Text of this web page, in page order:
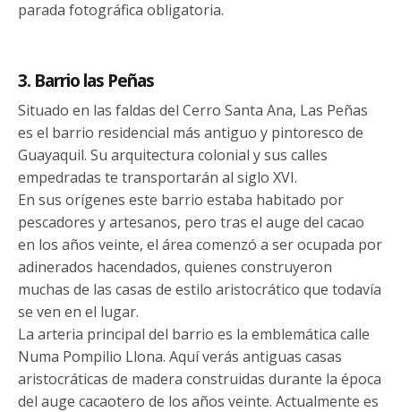
parada fotográfica obligatoria.
3. Barrio las Peñas
Situado en las faldas del Cerro Santa Ana, Las Peñas
es el barrio residencial más antiguo y pintoresco de
Guayaquil. Su arquitectura colonial y sus calles
empedradas te transportarán al siglo XVI.
En sus orígenes este barrio estaba habitado por
pescadores y artesanos, pero tras el auge del cacao
en los años veinte, el área comenzó a ser ocupada por
adinerados hacendados, quienes construyeron
muchas de las casas de estilo aristocrático que todavía
se ven en el lugar.
La arteria principal del barrio es la emblemática calle
Numa Pompilio Llona. Aquí verás antiguas casas
aristocráticas de madera construidas durante la época
del auge cacaotero de los años veinte. Actualmente es